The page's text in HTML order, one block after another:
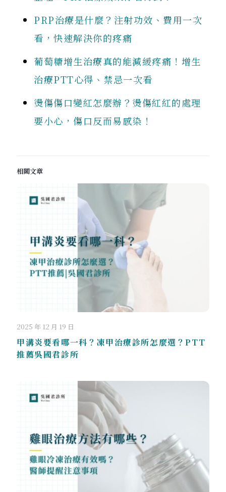
PRP治療是什麼？注射功效、費用一次
看，快速解決你的疼痛
葡萄糖增生治療真的能減緩疼痛！增生
治療PTT心得、禁忌一次看
燙傷傷口變紅怎麼辦？燙傷紅紅的處理
要小心，傷口反而易感染！
相關文章
2025 年 12 月 19 日
甲溝炎要看哪一科？凍甲治療診所怎麼選？PTT
推薦吳國君診所